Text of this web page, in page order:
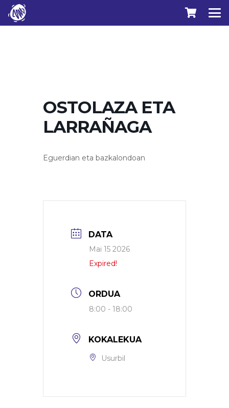
OSTOLAZA ETA
LARRAÑAGA
Eguerdian eta bazkalondoan
DATA
Mai 15 2026
Expired!
ORDUA
8:00 - 18:00
KOKALEKUA
Usurbil